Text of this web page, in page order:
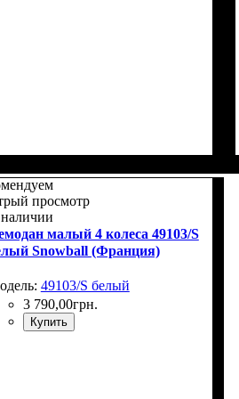
просмотр
малый 4 колеса 49103/S
Snowball (Франция)
49103/S белый
3 790,00грн.
Купить